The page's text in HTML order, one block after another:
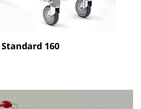
Standard 160